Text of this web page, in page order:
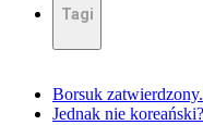
Tagi
Borsuk
Jednak nie